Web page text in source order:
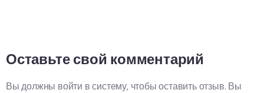
Оставьте свой комментарий
Вы должны войти в систему, чтобы оставить отзыв. Вы